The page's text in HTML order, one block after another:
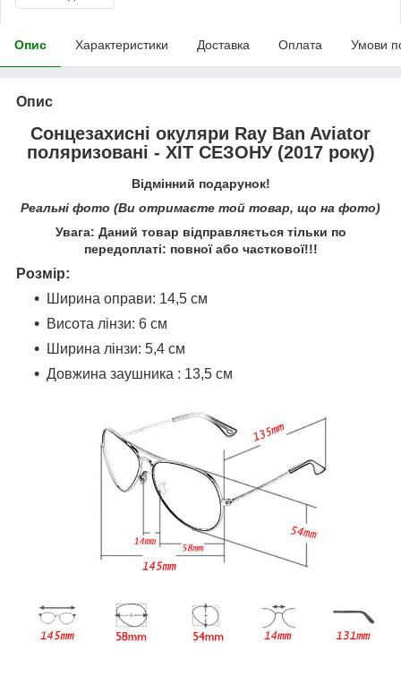
Опис Характеристики Доставка Оплата Умови
Опис
Сонцезахисні окуляри Ray Ban Aviator
поляризовані - ХІТ СЕЗОНУ (2017 року)
Відмінний подарунок!
Реальні фото (Ви отримаєте той товар, що на фото)
Увага: Даний товар відправляється тільки по
передоплаті: повної або часткової!!!
Розмір:
Ширина оправи: 14,5 см
Висота лінзи: 6 см
Ширина лінзи: 5,4 см
Довжина заушника : 13,5 см